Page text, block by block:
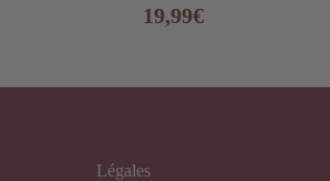
19,99€
Légales